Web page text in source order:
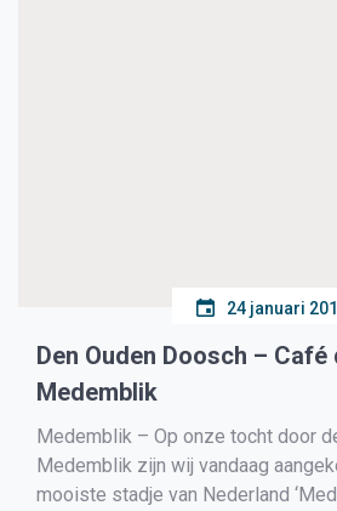
24 januari
Den Ouden Doosch – Café
Medemblik
Medemblik – Op onze tocht door
Medemblik zijn wij vandaag
mooiste stadje van Nederland